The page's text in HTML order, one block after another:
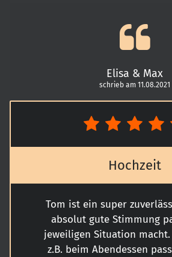
Elisa & Max
schrieb am 11.08.2021
Hochzeit
Tom ist ein super
absolut gute Stimmung
jeweiligen Situation macht.
z.B. beim Abendessen